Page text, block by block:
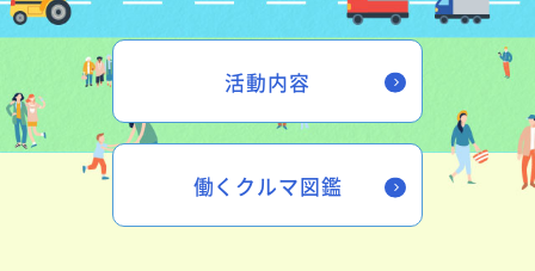
活動内容
働くクルマ図鑑